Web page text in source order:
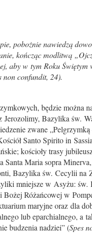
pobożnie nawiedzą
kończąc modlitwą
aby w tym Roku Świętym
non confundit, 24).
będzie można
Bazylika św.
zwane
Santo Spirito in
kościoły trasy
Maria sopra Minerva,
Bazylika św. Cecylii na
mniejsze w Asyżu: św.
Różańcowej w
maryjne oraz dla
lub eparchialnego, a
budzenia nadziei” (Spes